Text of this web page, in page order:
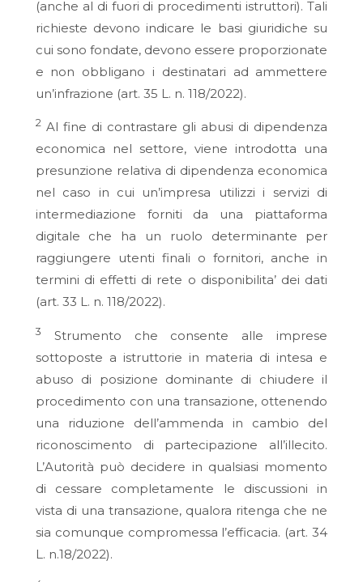
(anche al di fuori di procedimenti istruttori). Tali
richieste devono indicare le basi giuridiche su
cui sono fondate, devono essere proporzionate
e non obbligano i destinatari ad ammettere
un’infrazione (art. 35 L. n. 118/2022).
2Al fine di contrastare gli abusi di dipendenza
economica nel settore, viene introdotta una
presunzione relativa di dipendenza economica
nel caso in cui un’impresa utilizzi i servizi di
intermediazione forniti da una piattaforma
digitale che ha un ruolo determinante per
raggiungere utenti finali o fornitori, anche in
termini di effetti di rete o disponibilita’ dei dati
(art. 33 L. n. 118/2022).
3
Strumento che consente alle imprese
sottoposte a istruttorie in materia di intesa e
abuso di posizione dominante di chiudere il
procedimento con una transazione, ottenendo
una riduzione dell’ammenda in cambio del
riconoscimento di partecipazione all’illecito.
L’Autorità può decidere in qualsiasi momento
di cessare completamente le discussioni in
vista di una transazione, qualora ritenga che ne
sia comunque compromessa l’efficacia. (art. 34
L. n.18/2022).